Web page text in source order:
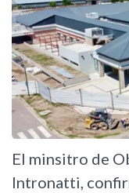
El minsitro de
Intronatti,